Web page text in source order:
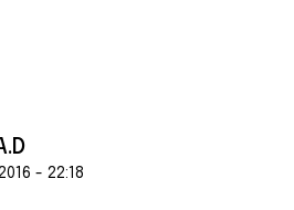
- 22:18